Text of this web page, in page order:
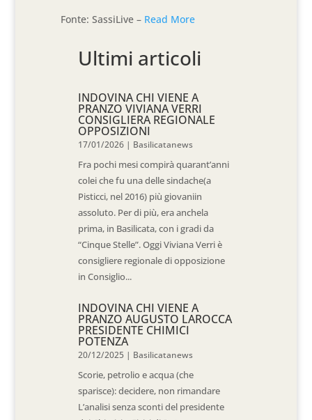
Fonte: SassiLive – Read More
Ultimi articoli
INDOVINA CHI VIENE A
PRANZO VIVIANA VERRI
CONSIGLIERA REGIONALE
OPPOSIZIONI
17/01/2026 | Basilicatanews
Fra pochi mesi compirà quarant’anni
colei che fu una delle sindache(a
Pisticci, nel 2016) più giovaniin
assoluto. Per di più, era anchela
prima, in Basilicata, con i gradi da
“Cinque Stelle”. Oggi Viviana Verri è
consigliere regionale di opposizione
in Consiglio...
INDOVINA CHI VIENE A
PRANZO AUGUSTO LAROCCA
PRESIDENTE CHIMICI
POTENZA
20/12/2025 | Basilicatanews
Scorie, petrolio e acqua (che
sparisce): decidere, non rimandare
L’analisi senza sconti del presidente